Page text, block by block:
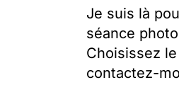
Je suis là
séance
Choisissez
contactez-